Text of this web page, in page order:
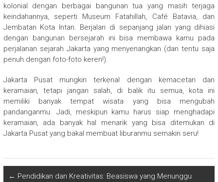
kolonial dengan berbagai bangunan tua yang masih terjaga
keindahannya, seperti Museum Fatahillah, Café Batavia, dan
Jembatan Kota Intan. Berjalan di sepanjang jalan yang dihiasi
dengan bangunan bersejarah ini bisa membawa kamu pada
perjalanan sejarah Jakarta yang menyenangkan (dan tentu saja
penuh dengan foto-foto keren!).
Jakarta Pusat mungkin terkenal dengan kemacetan dan
keramaian, tetapi jangan salah, di balik itu semua, kota ini
memiliki banyak tempat wisata yang bisa mengubah
pandanganmu. Jadi, meskipun kamu harus siap menghadapi
keramaian, ada banyak hal menarik yang bisa ditemukan di
Jakarta Pusat yang bakal membuat liburanmu semakin seru!
← Pendidikan dan Kreativitas: Beasiswa yang Menunggu